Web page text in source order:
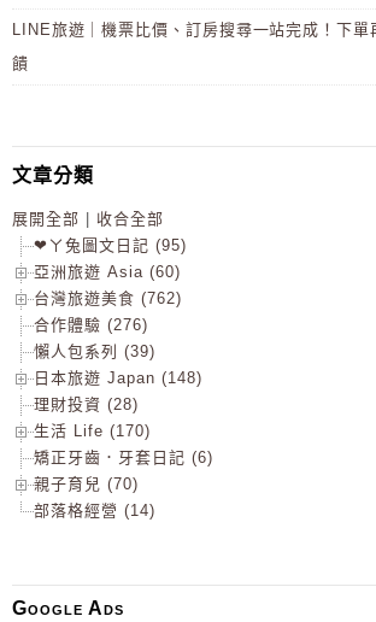
LINE旅遊｜機票比價、訂房搜尋一站完成！下
饋
文章分類
展開全部
收合全部
❤ㄚ兔圖文日記 (95)
亞洲旅遊 Asia (60)
台灣旅遊美食 (762)
合作體驗 (276)
懶人包系列 (39)
日本旅遊 Japan (148)
理財投資 (28)
生活 Life (170)
矯正牙齒．牙套日記 (6)
親子育兒 (70)
部落格經營 (14)
Google Ads